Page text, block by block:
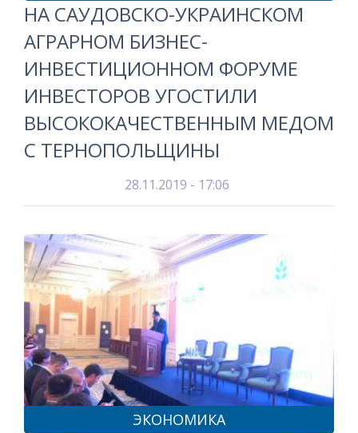
НА САУДОВСКО-УКРАИНСКОМ
АГРАРНОМ БИЗНЕС-
ИНВЕСТИЦИОННОМ ФОРУМЕ
ИНВЕСТОРОВ УГОСТИЛИ
ВЫСОКОКАЧЕСТВЕННЫМ МЕДОМ
С ТЕРНОПОЛЬЩИНЫ
28.11.2019 - 17:06
ЭКОНОМИКА